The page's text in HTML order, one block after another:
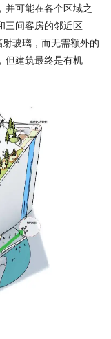
并可能在各个区域之
三间客房的邻近区
玻璃，而无需额外的
但建筑最终是有机